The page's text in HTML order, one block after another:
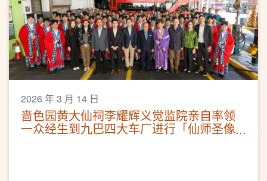
2026 年 3 月 14 日
啬色园黄大仙祠李耀辉义觉监院亲自率领
一众经生到九巴四大车厂进行「仙师圣像